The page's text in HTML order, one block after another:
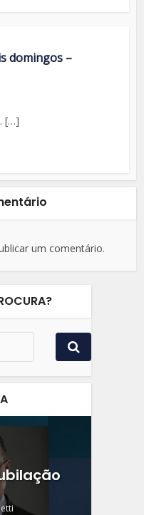
domingos –
[…]
um comentário.